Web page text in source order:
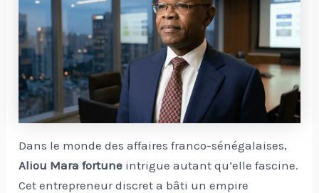
Dans le monde des affaires franco-sénégalaises,
Aliou Mara fortune intrigue autant qu’elle fascine.
Cet entrepreneur discret a bâti un empire